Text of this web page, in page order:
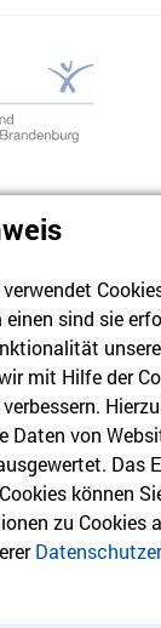
die Sie
sind sie
mit Hilfe der
Daten von
Das
können
zu Cookies